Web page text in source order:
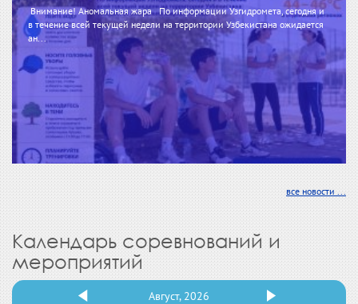
Внимание! Аномальная жара По информации Узгидромета, сегодня и
в течение всей текущей недели на территории Узбекистана ожидается
ан...
все новости ...
Календарь соревнований и
мероприятий
Август, 2026